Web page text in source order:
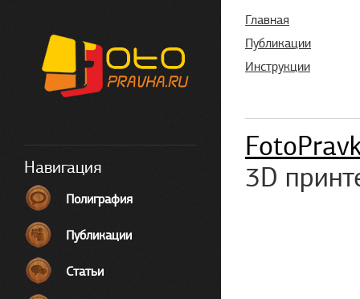
Навигация
Полиграфия
Публикации
Статьи
Главная
Публикации
Инструкции
3D